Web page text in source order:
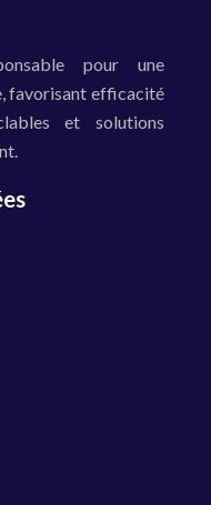
pour une
favorisant efficacité
et solutions